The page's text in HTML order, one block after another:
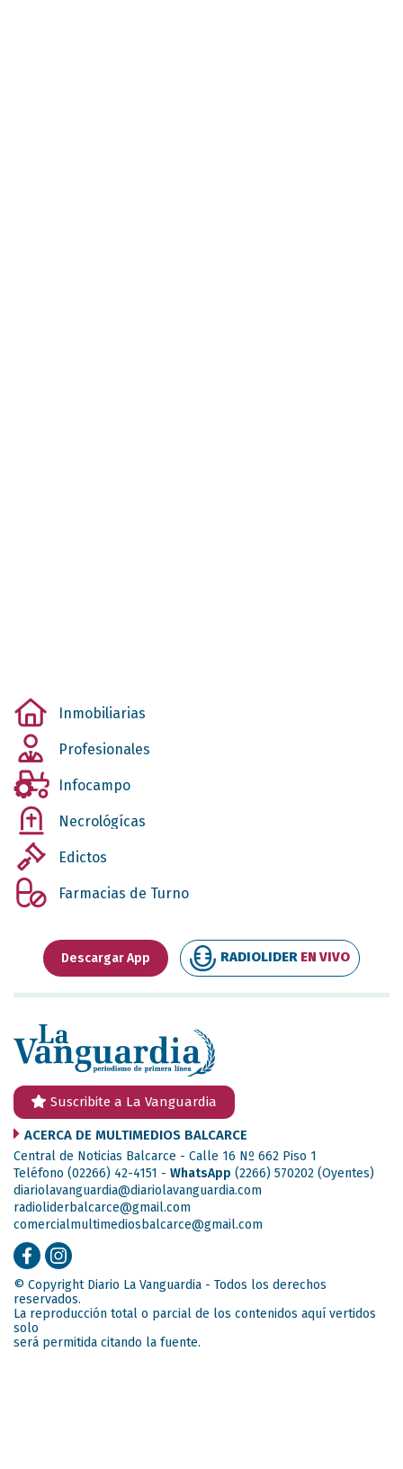
Inmobiliarias
Profesionales
Infocampo
Necrológícas
Edictos
Farmacias de Turno
Descargar App RADIOLIDER EN VIVO
Suscribite a La Vanguardia
ACERCA DE MULTIMEDIOS BALCARCE
Central de Noticias Balcarce - Calle 16 Nº 662 Piso 1
Teléfono (02266) 42-4151 - WhatsApp (2266) 570202 (Oyentes)
diariolavanguardia@diariolavanguardia.com
radioliderbalcarce@gmail.com
comercialmultimediosbalcarce@gmail.com
© Copyright Diario La Vanguardia - Todos los derechos
reservados.
La reproducción total o parcial de los contenidos aquí vertidos
solo
será permitida citando la fuente.